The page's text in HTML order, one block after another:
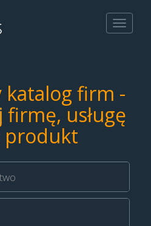
Toggle
katalog firm -
firmę, usługę
produkt